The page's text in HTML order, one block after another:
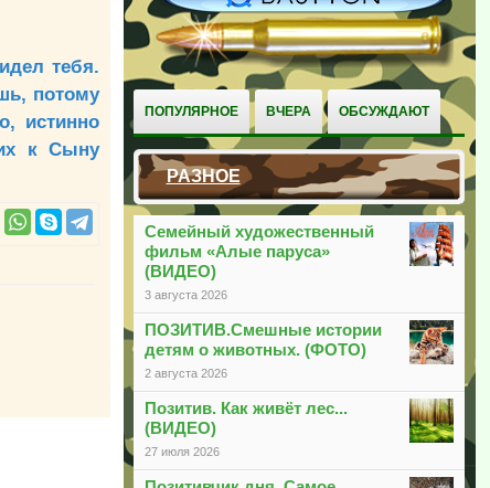
ПОПУЛЯРНОЕ ВЧЕРА ОБСУЖДАЮТ
РАЗНОЕ
Семейный художественный
фильм «Алые паруса»
(ВИДЕО)
3 августа 2026
ПОЗИТИВ.Смешные истории
детям о животных. (ФОТО)
2 августа 2026
Позитив. Как живёт лес...
(ВИДЕО)
27 июля 2026
тебя.
потому
истинно
к Сыну